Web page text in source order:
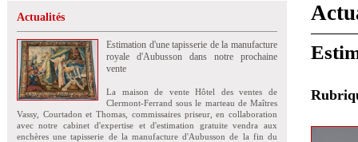
Actualités
Estimation d'une tapisserie de la manufacture
royale d'Aubusson dans notre prochaine
vente
La maison de vente Hôtel des ventes de
Clermont-Ferrand sous le marteau de Maîtres
Vassy, Courtadon et Thomas, commissaires priseur, en collaboration
avec notre cabinet d'expertise et d'estimation gratuite vendra aux
enchères une tapisserie de la manufacture d'Aubusson de la fin du